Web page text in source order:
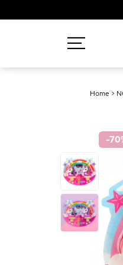
Home >
-70
Palette
Solaire
Brumes
Blush
Rouge à